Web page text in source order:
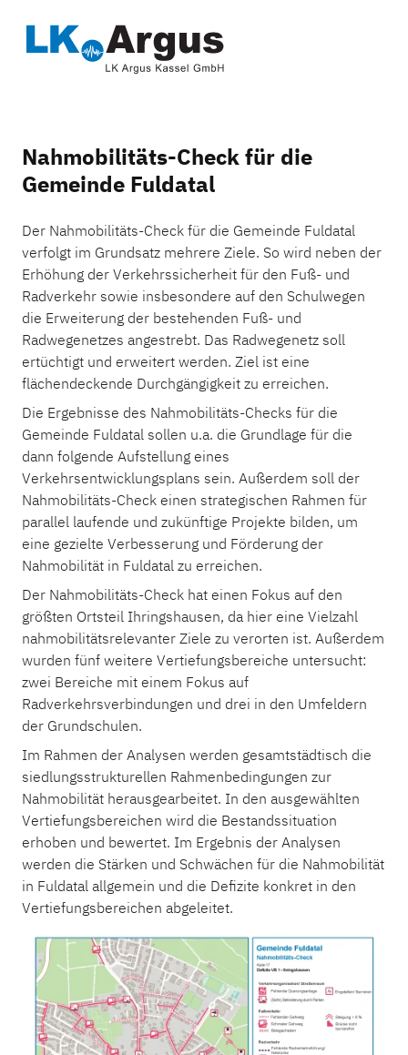
Nahmobilitäts-Check für die
Gemeinde Fuldatal
Der Nahmobilitäts-Check für die Gemeinde Fuldatal
verfolgt im Grundsatz mehrere Ziele. So wird neben der
Erhöhung der Verkehrssicherheit für den Fuß- und
Radverkehr sowie insbesondere auf den Schulwegen
die Erweiterung der bestehenden Fuß- und
Radwegenetzes angestrebt. Das Radwegenetz soll
ertüchtigt und erweitert werden. Ziel ist eine
flächendeckende Durchgängigkeit zu erreichen.
Die Ergebnisse des Nahmobilitäts-Checks für die
Gemeinde Fuldatal sollen u.a. die Grundlage für die
dann folgende Aufstellung eines
Verkehrsentwicklungsplans sein. Außerdem soll der
Nahmobilitäts-Check einen strategischen Rahmen für
parallel laufende und zukünftige Projekte bilden, um
eine gezielte Verbesserung und Förderung der
Nahmobilität in Fuldatal zu erreichen.
Der Nahmobilitäts-Check hat einen Fokus auf den
größten Ortsteil Ihringshausen, da hier eine Vielzahl
nahmobilitätsrelevanter Ziele zu verorten ist. Außerdem
wurden fünf weitere Vertiefungsbereiche untersucht:
zwei Bereiche mit einem Fokus auf
Radverkehrsverbindungen und drei in den Umfeldern
der Grundschulen.
Im Rahmen der Analysen werden gesamtstädtisch die
siedlungsstrukturellen Rahmenbedingungen zur
Nahmobilität herausgearbeitet. In den ausgewählten
Vertiefungsbereichen wird die Bestandssituation
erhoben und bewertet. Im Ergebnis der Analysen
werden die Stärken und Schwächen für die Nahmobilität
in Fuldatal allgemein und die Defizite konkret in den
Vertiefungsbereichen abgeleitet.